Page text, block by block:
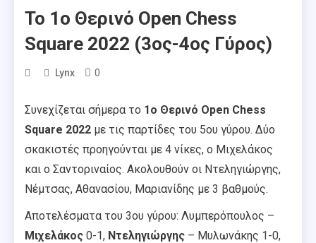
Το 1ο Θερινό Open Chess
Square 2022 (3ος-4ος Γύρος)
Lynx 0
Συνεχίζεται σήμερα το 1ο Θερινό Open Chess
Square 2022 με τις παρτίδες του 5ου γύρου. Δύο
σκακιστές προηγούνται με 4 νίκες, ο Μιχελάκος
και ο Σαντοριναίος. Ακολουθούν οι Ντεληγιώργης,
Νέμτσας, Αθανασίου, Μαριανίδης με 3 βαθμούς.
Αποτελέσματα του 3ου γύρου: Λυμπερόπουλος –
Μιχελάκος 0-1, Ντεληγιώργης – Μυλωνάκης 1-0,